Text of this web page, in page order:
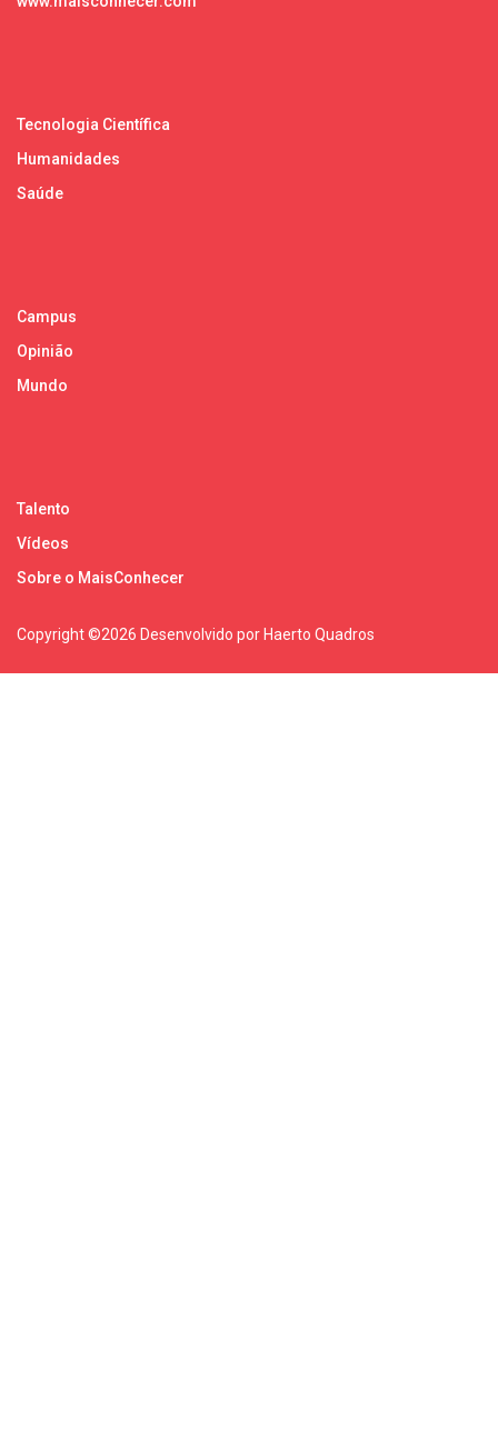
Tecnologia Científica
Humanidades
Saúde
Campus
Opinião
Mundo
Talento
Vídeos
Sobre o MaisConhecer
Copyright ©2026 Desenvolvido por Haerto Quadros